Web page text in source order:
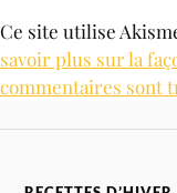
Ce site utilise
savoir plus sur la
commentaires sont